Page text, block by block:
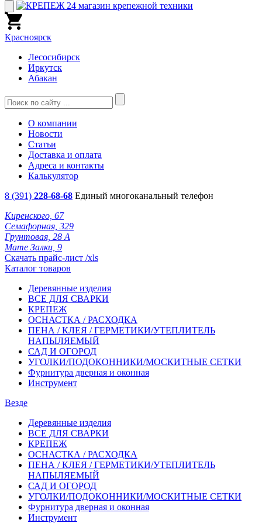
Красноярск
Лесосибирск
Иркутск
Абакан
О компании
Новости
Статьи
Доставка и оплата
Адреса и контакты
Калькулятор
8 (391) 228-68-68 Единый многоканальный телефон
Киренского, 67
Семафорная, 329
Грунтовая, 28 А
Мате Залки, 9
Скачать прайс-лист /xls
Каталог товаров
Деревянные изделия
ВСЕ ДЛЯ СВАРКИ
КРЕПЕЖ
ОСНАСТКА / РАСХОДКА
ПЕНА / КЛЕЯ / ГЕРМЕТИКИ/УТЕПЛИТЕЛЬ
НАПЫЛЯЕМЫЙ
САД И ОГОРОД
УГОЛКИ/ПОДОКОННИКИ/МОСКИТНЫЕ СЕТКИ
Фурнитура дверная и оконная
Инструмент
Везде
Деревянные изделия
ВСЕ ДЛЯ СВАРКИ
КРЕПЕЖ
ОСНАСТКА / РАСХОДКА
ПЕНА / КЛЕЯ / ГЕРМЕТИКИ/УТЕПЛИТЕЛЬ
НАПЫЛЯЕМЫЙ
САД И ОГОРОД
УГОЛКИ/ПОДОКОННИКИ/МОСКИТНЫЕ СЕТКИ
Фурнитура дверная и оконная
Инструмент